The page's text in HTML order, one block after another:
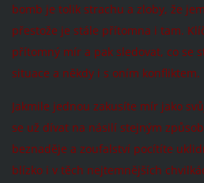
bomb je tolik strachu a zloby, že
přestože je stále přítomna i tam.
přítomný mír a pak sledovat, co se
situace a někdy i s oním konfliktem.
Jakmile jednou zakusíte mír jako
se už dívat na násilí stejným
beznaděje a zoufalství pocítíte
blízko i v těch nejtemnějších